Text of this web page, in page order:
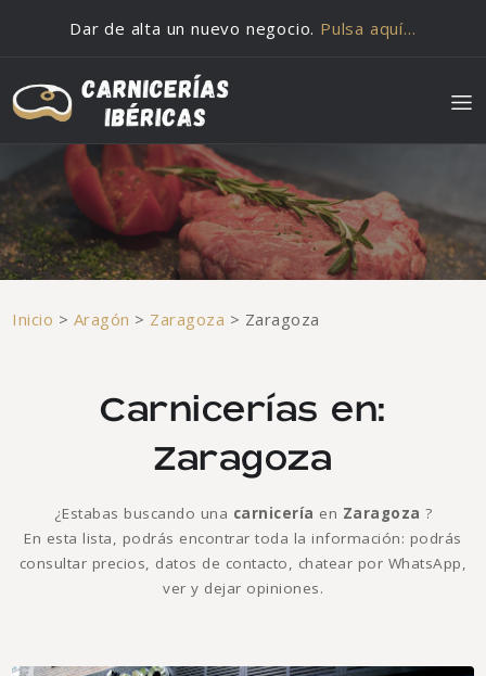
Dar de alta un nuevo negocio. Pulsa aquí…
Inicio > Aragón > Zaragoza > Zaragoza
Carnicerías en:
Zaragoza
¿Estabas buscando una carnicería en Zaragoza ?
En esta lista, podrás encontrar toda la información: podrás
consultar precios, datos de contacto, chatear por WhatsApp,
ver y dejar opiniones.